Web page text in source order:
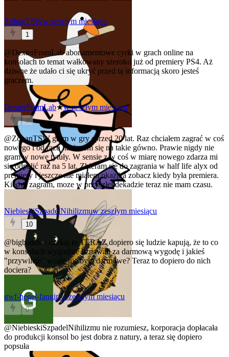
ZohanTSWw zeszłym miesiącu
1
@DexterFromLababonamentowe cyrki w grach online na
konsolach to temat wałkowany szeroko już od premiery PS4. Aż
dziwne że udało ci się ukryć przed tą informacją skoro jesteś
graczem.
DexterFromLab★w zeszłym miesiącu
0
@ZohanTSWgram w gry sprzed 20 lat. Raz chciałem zagrać w coś
nowego i od razu naciaoem się na takie gówno. Prawie nigdy nie
gram w nowe tytuły. W sensie z w coś w miarę nowego zdarza mi
się odpalić raz na 5 lat. Zbieram się do zagrania w half life alyx od
premiery i jeszcze nie miałem okazji a zobacz kiedy była premiera.
Kiedyś zagram, moze w przyszłej dekadzie teraz nie mam czasu.
NiebieskiSzpadelNihilizmuw zeszłym miesiącu
10
@bigbaddice
czekaj to TERAZ dopiero się ludzie kapują, że to co
w konsolach wygodnie uznawali za darmową wygodę i jakieś
"przywileje" wcale nie było darmowe? Teraz to dopiero do nich
dociera?
gwf-hegel-fangirlw zeszłym miesiącu
0
@NiebieskiSzpadelNihilizmu nie rozumiesz, korporacja dopłacała
do produkcji konsol bo jest dobra z natury, a teraz się dopiero
popsuła